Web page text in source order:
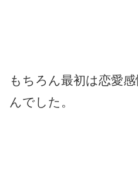
もちろん最初は恋愛
んでした。